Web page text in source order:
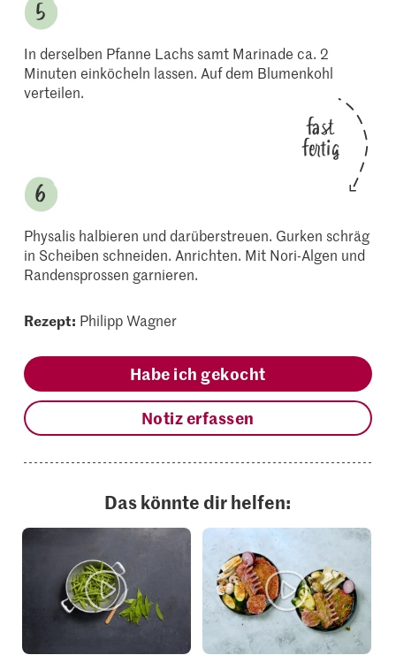
In derselben Pfanne Lachs samt Marinade ca. 2
Minuten einköcheln lassen. Auf dem Blumenkohl
verteilen.
fast
fertig
Physalis halbieren und darüberstreuen. Gurken schräg
in Scheiben schneiden. Anrichten. Mit Nori-Algen und
Randensprossen garnieren.
Rezept: Philipp Wagner
Habe ich gekocht
Notiz erfassen
Das könnte dir helfen: